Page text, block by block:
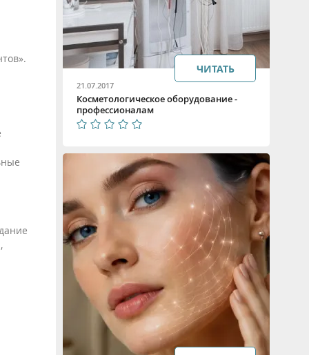
21.07.2017
Косметологическое оборудование -
профессионалам
ЧИТАТЬ